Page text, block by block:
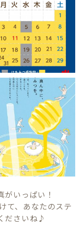
いっぱい！
て、あなたのステ
ださいね♪